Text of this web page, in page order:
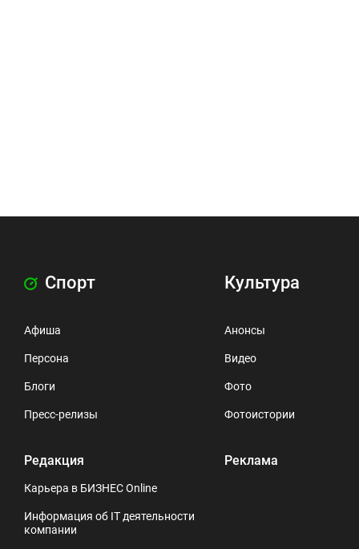
Спорт
Афиша
Персона
Блоги
Пресс-релизы
Редакция
Карьера в БИЗНЕС Online
Информация об IT деятельности
компании
Культура
Анонсы
Видео
Фото
Фотоистории
Реклама